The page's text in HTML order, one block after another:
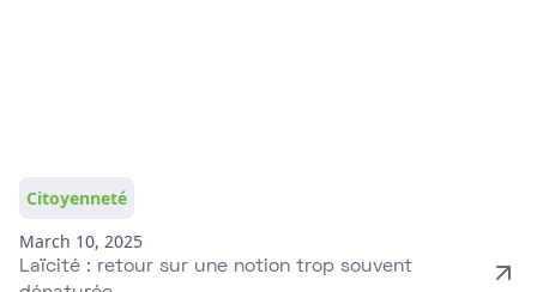
Citoyenneté
March 10, 2025
Laïcité : retour sur une notion trop souvent